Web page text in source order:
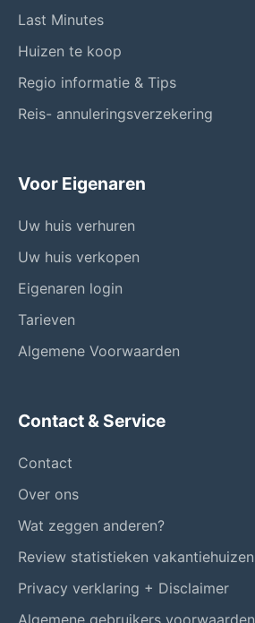
Last Minutes
Huizen te koop
Regio informatie & Tips
Reis- annuleringsverzekering
Voor Eigenaren
Uw huis verhuren
Uw huis verkopen
Eigenaren login
Tarieven
Algemene Voorwaarden
Contact & Service
Contact
Over ons
Wat zeggen anderen?
Review statistieken vakantiehuizen
Privacy verklaring + Disclaimer
Algemene gebruikers voorwaarden